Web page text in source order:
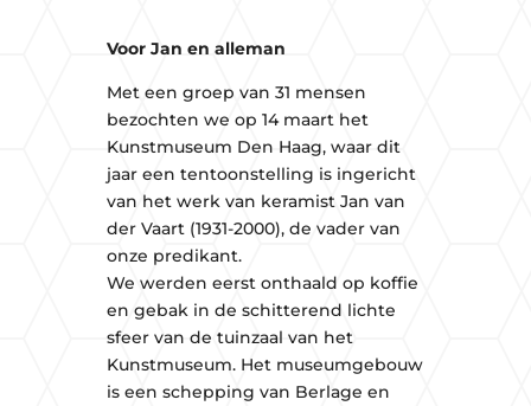
Voor Jan en alleman
Met een groep van 31 mensen
bezochten we op 14 maart het
Kunstmuseum Den Haag, waar dit
jaar een tentoonstelling is ingericht
van het werk van keramist Jan van
der Vaart (1931-2000), de vader van
onze predikant.
We werden eerst onthaald op koffie
en gebak in de schitterend lichte
sfeer van de tuinzaal van het
Kunstmuseum. Het museumgebouw
is een schepping van Berlage en